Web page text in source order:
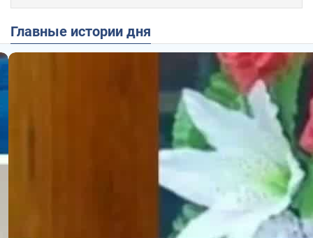
Главные истории дня